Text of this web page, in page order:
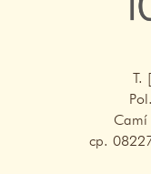
T.
Camí
cp.